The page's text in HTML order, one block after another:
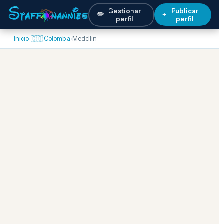
✏️ Gestionar
perfil
+
Publicar
perfil
Inicio›🇨🇴 Colombia› Medellin